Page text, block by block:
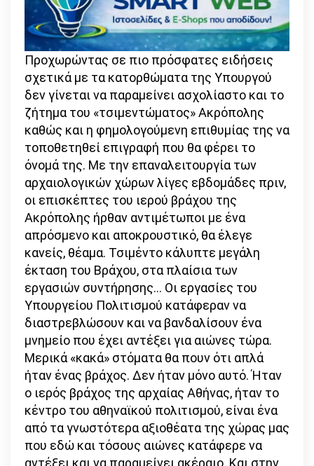
Προχωρώντας σε πιο πρόσφατες ειδήσεις
σχετικά με τα κατορθώματα της Υπουργού
δεν γίνεται να παραμείνει ασχολίαστο και το
ζήτημα του «τσιμεντώματος» Ακρόπολης
καθώς και η φημολογούμενη επιθυμίας της να
τοποθετηθεί επιγραφή που θα φέρει το
όνομά της. Με την επαναλειτουργία των
αρχαιολογικών χώρων λίγες εβδομάδες πριν,
οι επισκέπτες του ιερού βράχου της
Ακρόπολης ήρθαν αντιμέτωποι με ένα
απρόσμενο και αποκρουστικό, θα έλεγε
κανείς, θέαμα. Τσιμέντο κάλυπτε μεγάλη
έκταση του Βράχου, στα πλαίσια των
εργασιών συντήρησης… Οι εργασίες του
Υπουργείου Πολιτισμού κατάφεραν να
διαστρεβλώσουν και να βανδαλίσουν ένα
μνημείο που έχει αντέξει για αιώνες τώρα.
Μερικά «κακά» στόματα θα πουν ότι απλά
ήταν ένας βράχος. Δεν ήταν μόνο αυτό. Ήταν
ο ιερός βράχος της αρχαίας Αθήνας, ήταν το
κέντρο του αθηναϊκού πολιτισμού, είναι ένα
από τα γνωστότερα αξιοθέατα της χώρας μας
που εδώ και τόσους αιώνες κατάφερε να